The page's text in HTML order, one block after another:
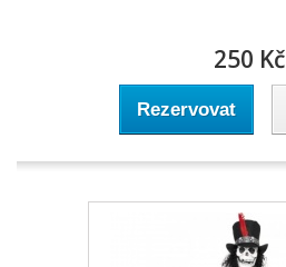
250 Kč
Rezervovat